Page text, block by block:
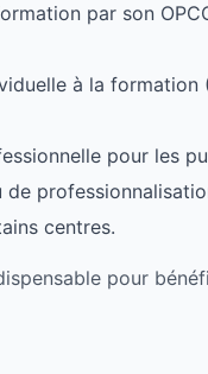
par son
à la formation
pour les
centres.
pour